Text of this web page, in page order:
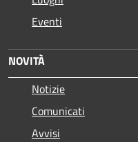
Eventi
NOVITÀ
Notizie
Comunicati
Avvisi